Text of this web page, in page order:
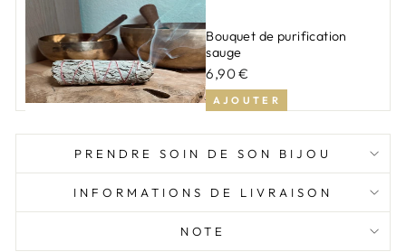
Bouquet de purification
sauge
6,90 €
AJOUTER
PRENDRE SOIN DE SON BIJOU
INFORMATIONS DE LIVRAISON
NOTE